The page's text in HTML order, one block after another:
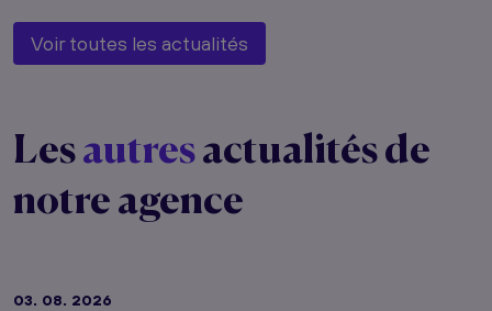
Voir toutes les actualités
Lesautresactualités de
notre agence
03. 08. 2026